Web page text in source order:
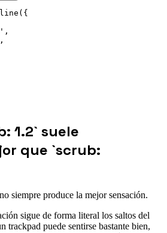
( {
,
,
1.2` suele
que `scrub:
siempre produce la mejor sensación.
sigue de forma literal los saltos del
trackpad puede sentirse bastante bien,